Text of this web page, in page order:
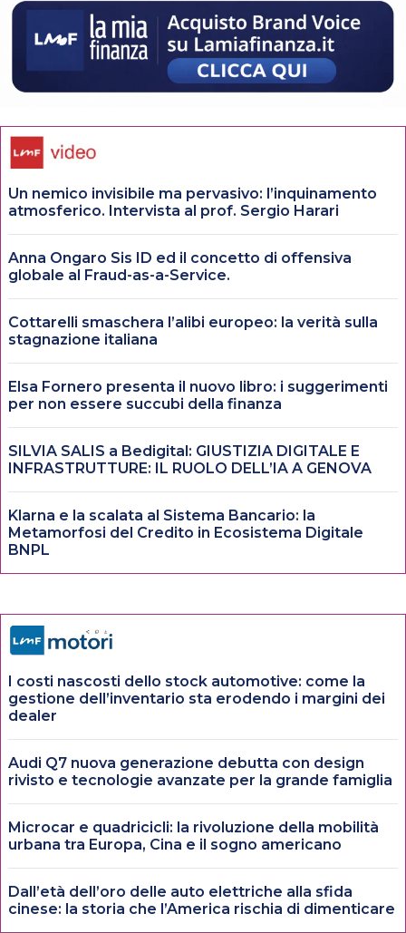
Un nemico invisibile ma pervasivo: l’inquinamento
atmosferico. Intervista al prof. Sergio Harari
Anna Ongaro Sis ID ed il concetto di offensiva
globale al Fraud-as-a-Service.
Cottarelli smaschera l’alibi europeo: la verità sulla
stagnazione italiana
Elsa Fornero presenta il nuovo libro: i suggerimenti
per non essere succubi della finanza
SILVIA SALIS a Bedigital: GIUSTIZIA DIGITALE E
INFRASTRUTTURE: IL RUOLO DELL’IA A GENOVA
Klarna e la scalata al Sistema Bancario: la
Metamorfosi del Credito in Ecosistema Digitale
BNPL
I costi nascosti dello stock automotive: come la
gestione dell’inventario sta erodendo i margini dei
dealer
Audi Q7 nuova generazione debutta con design
rivisto e tecnologie avanzate per la grande famiglia
Microcar e quadricicli: la rivoluzione della mobilità
urbana tra Europa, Cina e il sogno americano
Dall’età dell’oro delle auto elettriche alla sfida
cinese: la storia che l’America rischia di dimenticare